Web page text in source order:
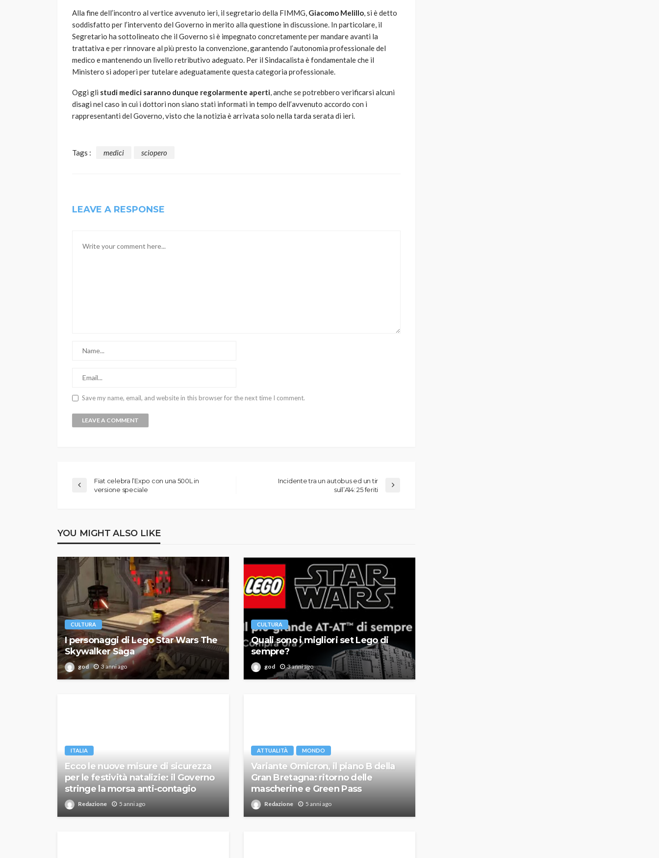
Alla fine dell’incontro al vertice avvenuto ieri, il segretario della FIMMG, Giacomo Melillo, si è detto
soddisfatto per l’intervento del Governo in merito alla questione in discussione. In particolare, il
Segretario ha sottolineato che il Governo si è impegnato concretamente per mandare avanti la
trattativa e per rinnovare al più presto la convenzione, garantendo l’autonomia professionale del
medico e mantenendo un livello retributivo adeguato. Per il Sindacalista è fondamentale che il
Ministero si adoperi per tutelare adeguatamente questa categoria professionale.
Oggi gli studi medici saranno dunque regolarmente aperti, anche se potrebbero verificarsi alcuni
disagi nel caso in cui i dottori non siano stati informati in tempo dell’avvenuto accordo con i
rappresentanti del Governo, visto che la notizia è arrivata solo nella tarda serata di ieri.
Tags : medici sciopero
LEAVE A RESPONSE
Save my name, email, and website in this browser for the next time I comment.
Fiat celebra l’Expo con una 500L in
versione speciale
Incidente tra un autobus ed un tir
sull’A14: 25 feriti
YOU MIGHT ALSO LIKE
CULTURA
I personaggi di Lego Star Wars The
Skywalker Saga
god 3 anni ago
CULTURA
Quali sono i migliori set Lego di
sempre?
god 3 anni ago
ITALIA
Ecco le nuove misure di sicurezza
per le festività natalizie: il Governo
stringe la morsa anti-contagio
Redazione 5 anni ago
ATTUALITÀ MONDO
Variante Omicron, il piano B della
Gran Bretagna: ritorno delle
mascherine e Green Pass
Redazione 5 anni ago